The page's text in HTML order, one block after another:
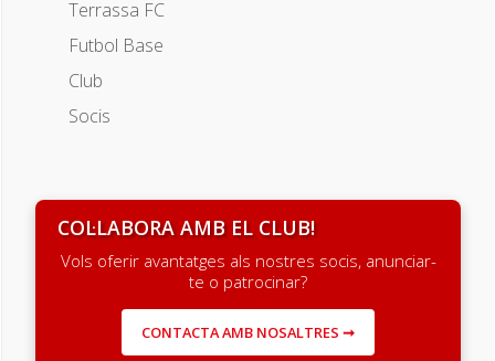
Terrassa FC
Futbol Base
Club
Socis
COL·LABORA AMB EL CLUB!
Vols oferir avantatges als nostres socis, anunciar-
te o patrocinar?
CONTACTA AMB NOSALTRES ➞